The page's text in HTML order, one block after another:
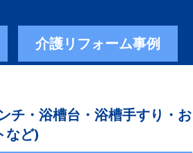
介護リフォーム事例
チ・浴槽台・浴槽手すり・お
など)